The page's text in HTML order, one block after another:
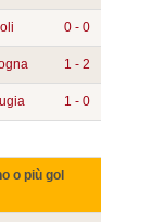
0 - 0
1 - 2
1 - 0
o più gol